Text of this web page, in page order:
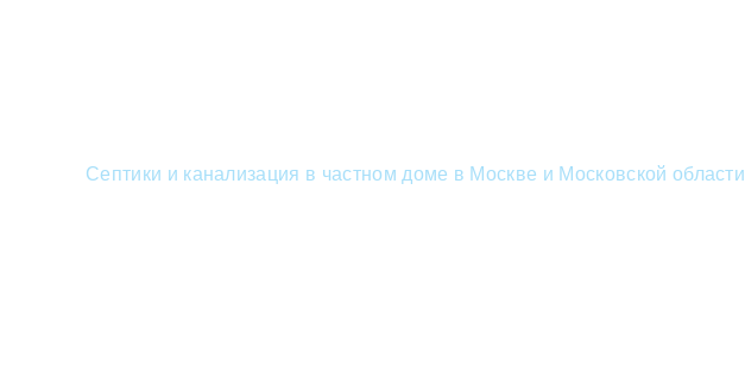
Септики и канализация в частном доме в Москве и Московской области